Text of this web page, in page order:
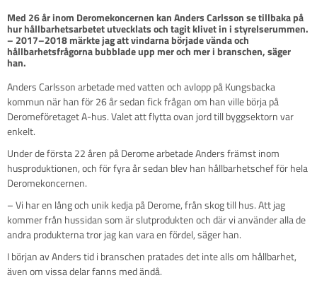
Med 26 år inom Deromekoncernen kan Anders Carlsson se tillbaka på
hur hållbarhetsarbetet utvecklats och tagit klivet in i styrelserummen.
– 2017–2018 märkte jag att vindarna började vända och
hållbarhetsfrågorna bubblade upp mer och mer i branschen, säger
han.
Anders Carlsson arbetade med vatten och avlopp på Kungsbacka
kommun när han för 26 år sedan fick frågan om han ville börja på
Deromeföretaget A-hus. Valet att flytta ovan jord till byggsektorn var
enkelt.
Under de första 22 åren på Derome arbetade Anders främst inom
husproduktionen, och för fyra år sedan blev han hållbarhetschef för hela
Deromekoncernen.
– Vi har en lång och unik kedja på Derome, från skog till hus. Att jag
kommer från hussidan som är slutprodukten och där vi använder alla de
andra produkterna tror jag kan vara en fördel, säger han.
I början av Anders tid i branschen pratades det inte alls om hållbarhet,
även om vissa delar fanns med ändå.